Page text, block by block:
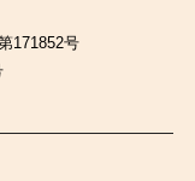
171852号